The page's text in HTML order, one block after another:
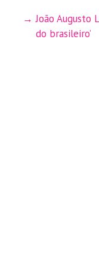
João Augusto
do brasileiro’